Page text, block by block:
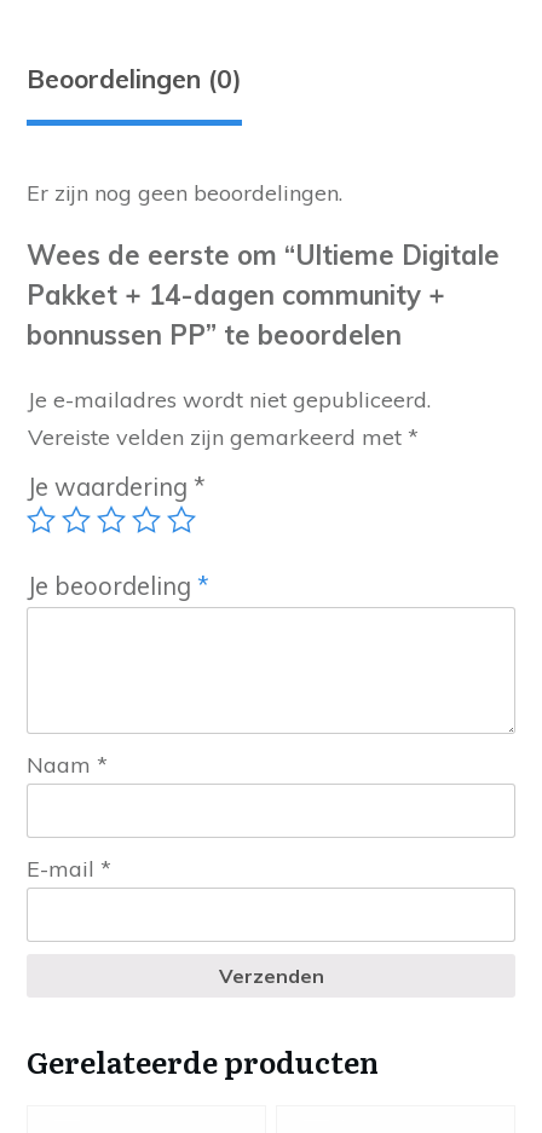
Beoordelingen (0)
Er zijn nog geen beoordelingen.
Wees de eerste om “Ultieme Digitale
Pakket + 14-dagen community +
bonnussen PP” te beoordelen
Je e-mailadres wordt niet gepubliceerd.
Vereiste velden zijn gemarkeerd met *
Je waardering *
Je beoordeling *
Naam *
E-mail *
Verzenden
Gerelateerde producten